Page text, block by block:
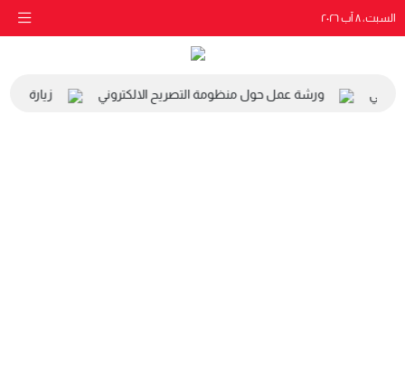
السبت، ٨ آب ٢٠٢٦
ورشة عمل حول منظومة التصريح الالكتروني زيارة